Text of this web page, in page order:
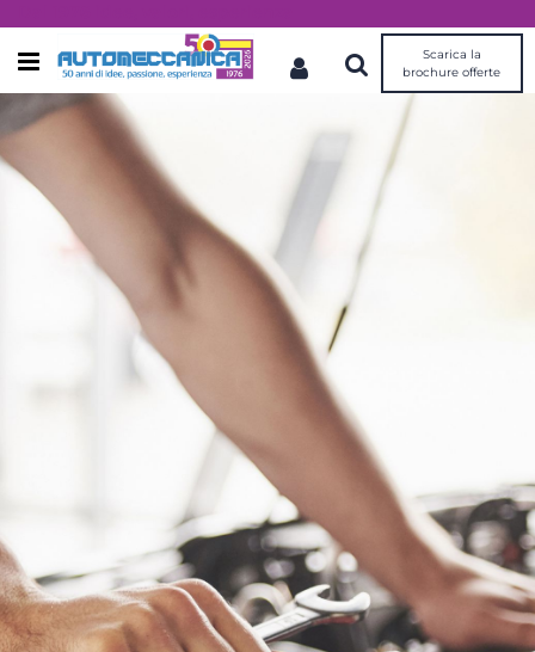
Open menu
Scarica la
brochure offerte